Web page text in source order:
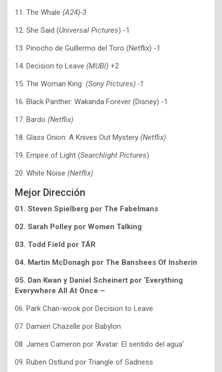
11. The Whale (A24)-3
12. She Said (Universal Pictures) -1
13. Pinocho de Guillermo del Toro (Netflix) -1
14. Decision to Leave (MUBI) +2
15. The Woman King (Sony Pictures) -1
16. Black Panther: Wakanda Forever (Disney) -1
17. Bardo (Netflix)
18. Glass Onion: A Knives Out Mystery (Netflix)
19. Empire of Light (Searchlight Pictures)
20. White Noise (Netflix)
Mejor Dirección
01. Steven Spielberg por The Fabelmans
02. Sarah Polley por Women Talking
03. Todd Field por TÁR
04. Martin McDonagh por The Banshees Of Insherin
05. Dan Kwan y Daniel Scheinert por ‘Everything
Everywhere All At Once –
06. Park Chan-wook por Decision to Leave
07. Damien Chazelle por Babylon
08. James Cameron por ‘Avatar: El sentido del agua’
09. Ruben Ostlund por Triangle of Sadness